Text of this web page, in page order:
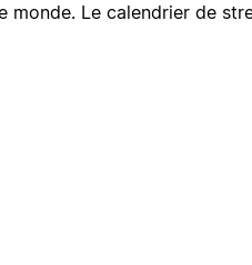
Le calendrier de